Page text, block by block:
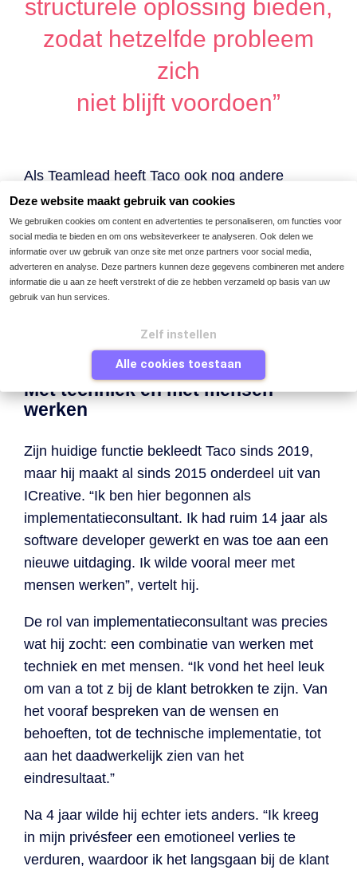
Deze website maakt gebruik van cookies
We gebruiken cookies om content en advertenties te personaliseren, om functies voor
social media te bieden en om ons websiteverkeer te analyseren. Ook delen we
informatie over uw gebruik van onze site met onze partners voor social media,
adverteren en analyse. Deze partners kunnen deze gegevens combineren met andere
informatie die u aan ze heeft verstrekt of die ze hebben verzameld op basis van uw
gebruik van hun services.
Zelf instellen
Alle cookies toestaan
structurele oplossing bieden,
zodat hetzelfde probleem
zich
niet blijft voordoen”
Als Teamlead heeft Taco ook nog andere
verantwoordelijkheden. “Ik ben het
aanspreekpunt voor mijn directe collega’s, voor
de rest van onze organisatie en voor klanten.
Ook behoud ik het overzicht. Worden alle tickets
adequaat opgepakt of blijft er iets te lang liggen?
attenderen of om extra hulp in te schakelen.”
Met techniek én met mensen
werken
Zijn huidige functie bekleedt Taco sinds 2019,
maar hij maakt al sinds 2015 onderdeel uit van
ICreative. “Ik ben hier begonnen als
implementatieconsultant. Ik had ruim 14 jaar als
software developer gewerkt en was toe aan een
nieuwe uitdaging. Ik wilde vooral meer met
mensen werken”, vertelt hij.
De rol van implementatieconsultant was precies
wat hij zocht: een combinatie van werken met
techniek en met mensen. “Ik vond het heel leuk
om van a tot z bij de klant betrokken te zijn. Van
het vooraf bespreken van de wensen en
behoeften, tot de technische implementatie, tot
aan het daadwerkelijk zien van het
eindresultaat.”
Na 4 jaar wilde hij echter iets anders. “Ik kreeg
in mijn privésfeer een emotioneel verlies te
verduren, waardoor ik het langsgaan bij de klant